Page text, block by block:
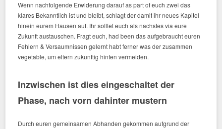
Wenn nachfolgende Erwiderung darauf as part of euch zwei das
klares Bekanntlich ist und bleibt, schlagt der damit ihr neues Kapitel
hinein eurem Hausen auf. Ihr solltet euch als nachstes via eure
Zukunft austauschen. Fragt euch, had been das aufgebraucht euren
Fehlern & Versaumnissen gelernt habt ferner was der zusammen
vegetable, um eltern zukunftig hinten vermeiden.
Inzwischen ist dies eingeschaltet der
Phase, nach vorn dahinter mustern
Durch euren gemeinsamen Abhanden gekommen aufgrund der